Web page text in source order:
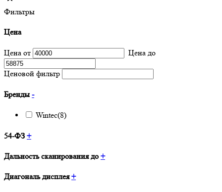
Фильтры
Цена
Цена от Цена до
Ценовой фильтр
Бренды -
Wintec(8)
54-ФЗ +
Дальность сканирования до +
Диагональ дисплея+